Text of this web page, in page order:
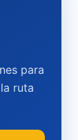
para
ruta